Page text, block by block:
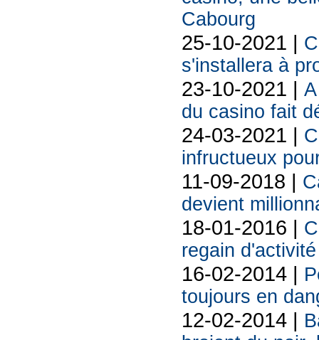
Cabourg
25-10-2021 |
s'installera à
23-10-2021 |
du casino fait
24-03-2021 |
infructueux
11-09-2018 |
devient
18-01-2016 |
regain
16-02-2014 |
toujours en
12-02-2014 |